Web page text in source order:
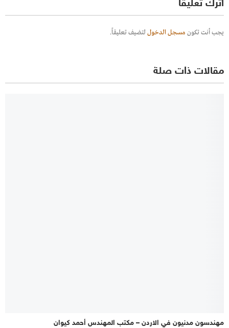
اترك تعليقاً
يجب أنت تكون مسجل الدخول لتضيف تعليقاً.
مقالات ذات صلة
مهندسون مدنيون في الاردن – مكتب المهندس أحمد كيوان